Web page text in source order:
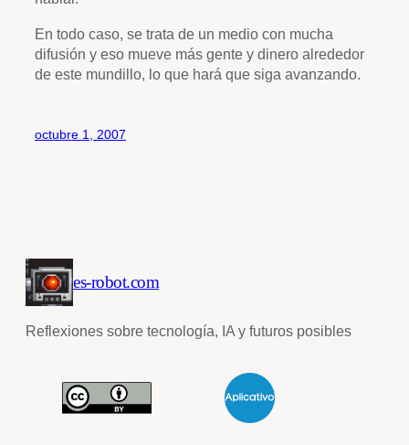
En todo caso, se trata de un medio con mucha
difusión y eso mueve más gente y dinero alrededor
de este mundillo, lo que hará que siga avanzando.
octubre 1, 2007
es-robot.com
Reflexiones sobre tecnología, IA y futuros posibles